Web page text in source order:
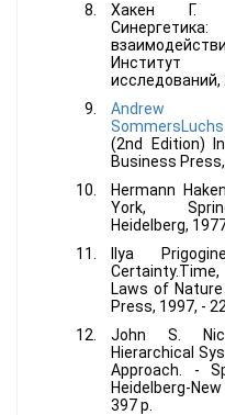
Хакен Г.
Институт
исследований,
Andrew
SommersLuchs
(2nd Edition)
Business Press,
Hermann
York,
Heidelberg,
Ilya
Laws of
Press, 1997, -
John S.
Hierarchical
Approach. -
Heidelberg-
397 p.